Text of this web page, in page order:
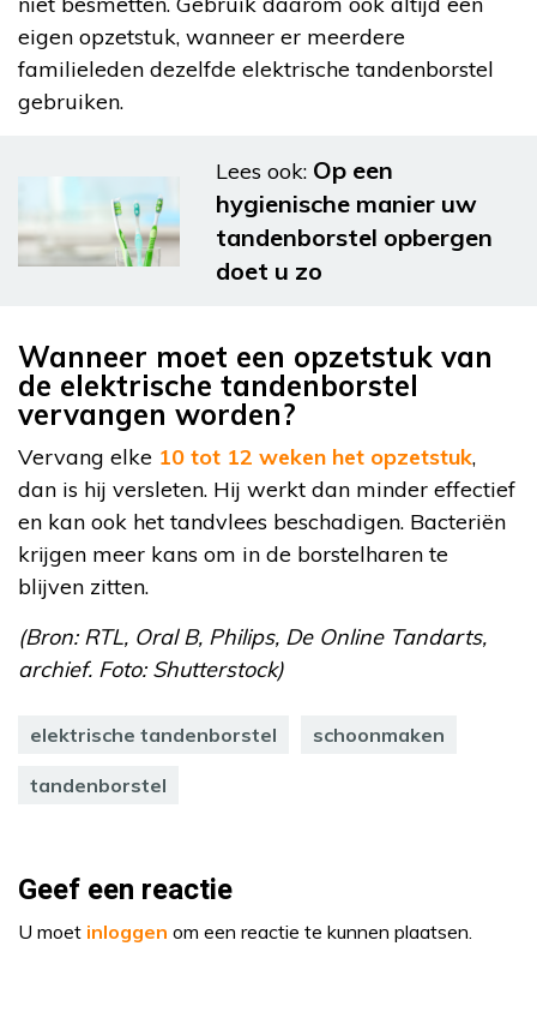
eigen opzetstuk, wanneer er meerdere
familieleden dezelfde elektrische tandenborstel
gebruiken.
Lees ook: Op een
hygienische manier uw
tandenborstel opbergen
doet u zo
Wanneer moet een opzetstuk van
de elektrische tandenborstel
vervangen worden?
Vervang elke 10 tot 12 weken het opzetstuk,
dan is hij versleten. Hij werkt dan minder effectief
en kan ook het tandvlees beschadigen. Bacteriën
krijgen meer kans om in de borstelharen te
blijven zitten.
(Bron: RTL, Oral B, Philips, De Online Tandarts,
archief. Foto: Shutterstock)
elektrische tandenborstel schoonmaken
tandenborstel
Geef een reactie
U moet inloggen om een reactie te kunnen plaatsen.